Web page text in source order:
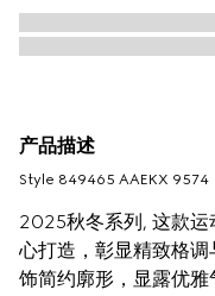
产品描述
Style ‎849465 AAEKX 9574
2025秋冬系列, 这款
心打造，彰显精致格
饰简约廓形，显露优雅